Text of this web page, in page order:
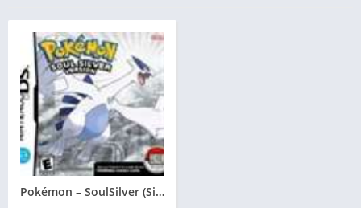
Pokémon – SoulSilver (Silberne Edition)